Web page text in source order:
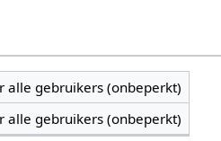
alle gebruikers (onbeperkt)
alle gebruikers (onbeperkt)